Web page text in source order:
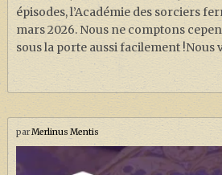
CULTURE
PODCASTS
LES GRANDS ARTICLES DE LA GAZETTE
DOSSIERS
JEUX
épisodes, l’Académie des sorciers
mars 2026. Nous ne comptons
sous la porte aussi facilement !Nous
parMerlinus Mentis